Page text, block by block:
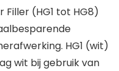
(HG1 tot HG8)
HG1 (wit)
wit bij gebruik van